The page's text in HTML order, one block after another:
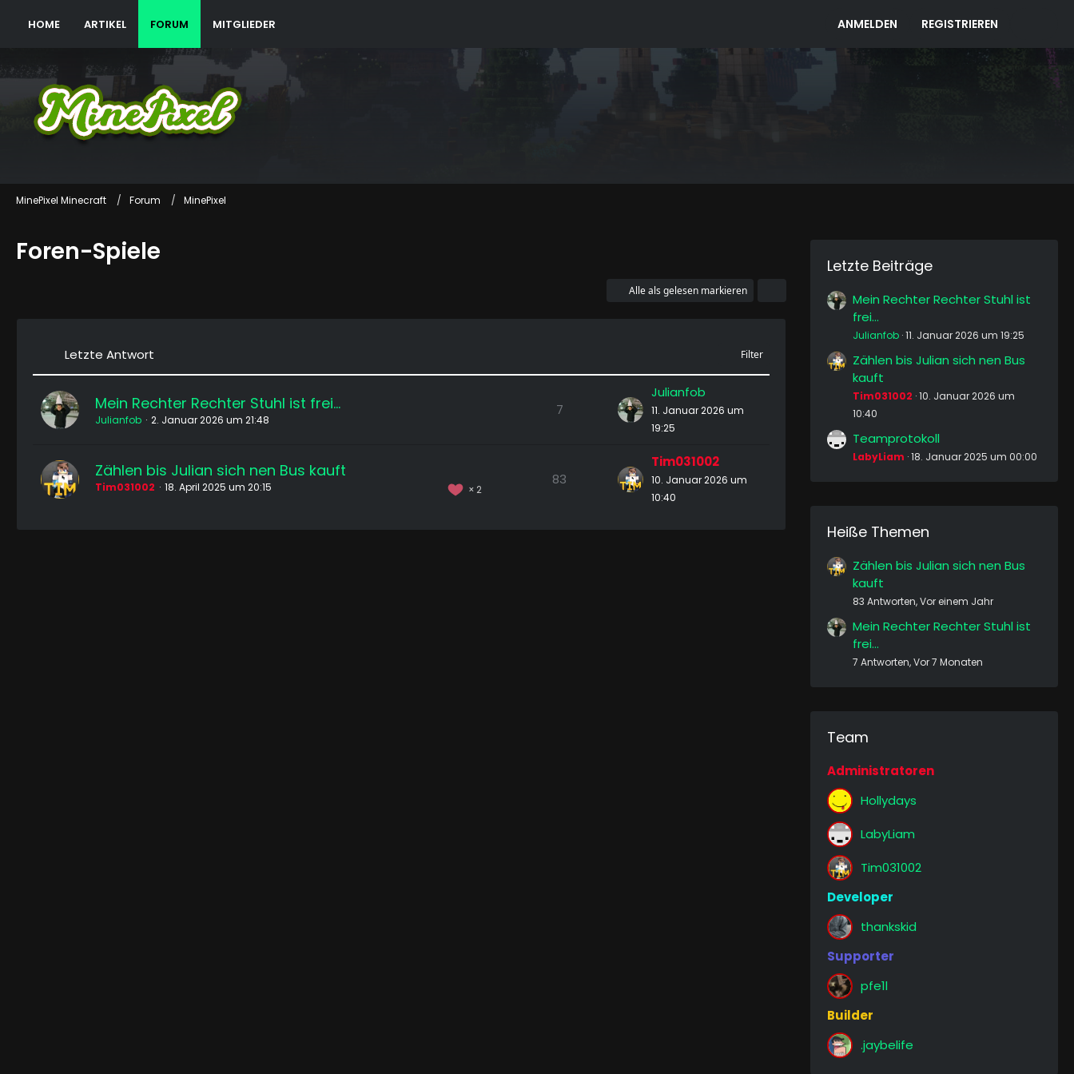
HOME ARTIKEL FORUM MITGLIEDER ANMELDEN REGISTRIEREN
MinePixel Minecraft Forum MinePixel
Foren-Spiele
Alle als gelesen markieren
Letzte Antwort Filter
Mein Rechter Rechter Stuhl ist frei...
Julianfob 2. Januar 2026 um 21:48
7
Julianfob
11. Januar 2026 um
19:25
Zählen bis Julian sich nen Bus kauft
2
Tim031002 18. April 2025 um 20:15 83
Tim031002
10. Januar 2026 um
10:40
Letzte Beiträge
Mein Rechter Rechter Stuhl ist
frei...
Julianfob 11. Januar 2026 um 19:25
Zählen bis Julian sich nen Bus
kauft
Tim031002 10. Januar 2026 um
10:40
Teamprotokoll
LabyLiam 18. Januar 2025 um 00:00
Heiße Themen
Zählen bis Julian sich nen Bus
kauft
83 Antworten, Vor einem Jahr
Mein Rechter Rechter Stuhl ist
frei...
7 Antworten, Vor 7 Monaten
Team
Administratoren
Hollydays
LabyLiam
Tim031002
Developer
thankskid
Supporter
pfe1l
Builder
.jaybelife